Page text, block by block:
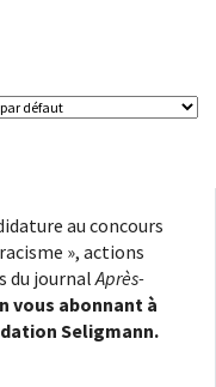
au concours
», actions
du journalAprès-
vous abonnant à
Seligmann.